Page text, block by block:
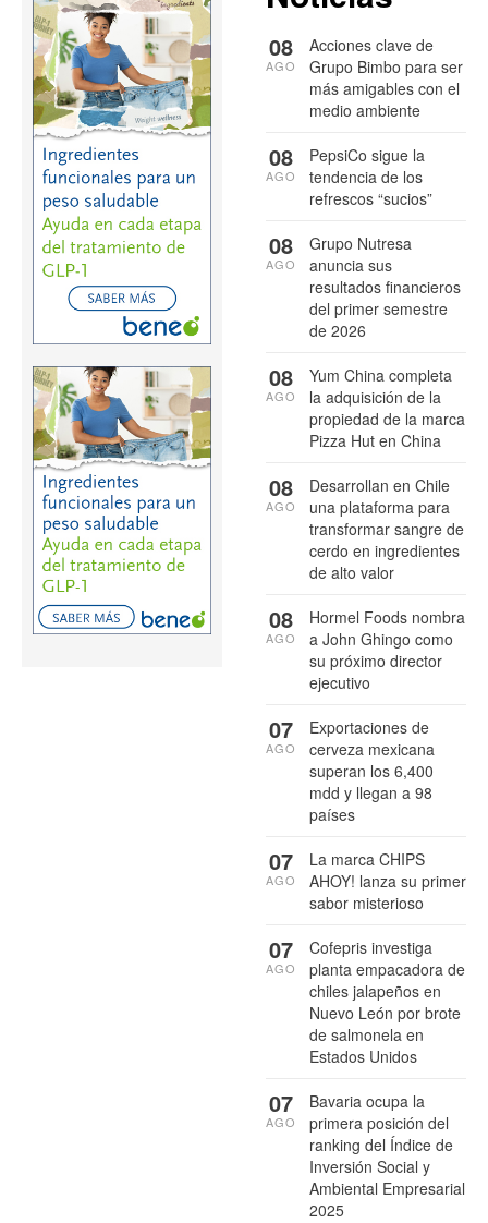
Acciones clave de
Grupo Bimbo para ser
más amigables con el
medio ambiente
08
AGO
PepsiCo sigue la
tendencia de los
refrescos “sucios”
08
AGO
Grupo Nutresa
anuncia sus
resultados financieros
del primer semestre
de 2026
08
AGO
Yum China completa
la adquisición de la
propiedad de la marca
Pizza Hut en China
08
AGO
Desarrollan en Chile
una plataforma para
transformar sangre de
cerdo en ingredientes
de alto valor
08
AGO
Hormel Foods nombra
a John Ghingo como
su próximo director
ejecutivo
08
AGO
Exportaciones de
cerveza mexicana
superan los 6,400
mdd y llegan a 98
países
07
AGO
La marca CHIPS
AHOY! lanza su primer
sabor misterioso
07
AGO
Cofepris investiga
planta empacadora de
chiles jalapeños en
Nuevo León por brote
de salmonela en
Estados Unidos
07
AGO
Bavaria ocupa la
primera posición del
ranking del Índice de
Inversión Social y
Ambiental Empresarial
2025
07
AGO